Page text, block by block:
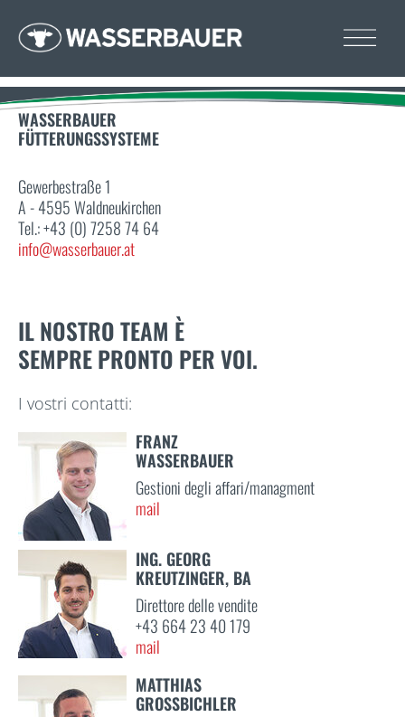
WASSERBAUER
FÜTTERUNGSSYSTEME
Gewerbestraße 1
A - 4595 Waldneukirchen
Tel.: +43 (0) 7258 74 64
info@wasserbauer.at
IL NOSTRO TEAM È
SEMPRE PRONTO PER VOI.
I vostri contatti:
FRANZ
WASSERBAUER
Gestioni degli affari/managment
mail
ING. GEORG
KREUTZINGER, BA
Direttore delle vendite
+43 664 23 40 179
mail
MATTHIAS
GROSSBICHLER